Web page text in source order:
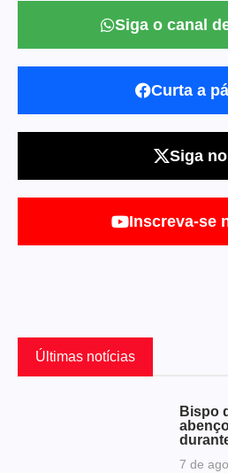
Siga o canal
Curta a
Siga
Inscreva-se
Últimas notícias
Bispo
7 de